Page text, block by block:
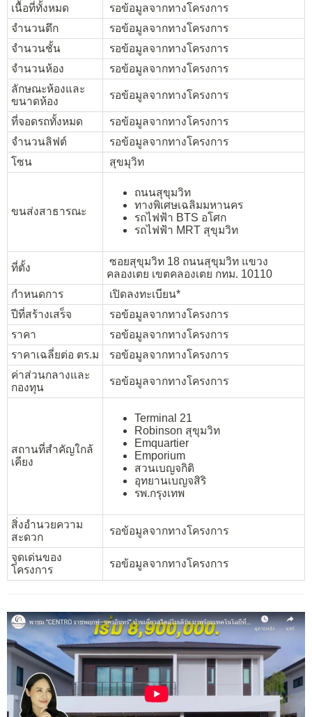
เนื้อที่ทั้งหมด
รอข้อมูลจากทางโครงการ
จำนวนตึก
รอข้อมูลจากทางโครงการ
จำนวนชั้น
รอข้อมูลจากทางโครงการ
จำนวนห้อง
รอข้อมูลจากทางโครงการ
ลักษณะห้องและ
ขนาดห้อง
รอข้อมูลจากทางโครงการ
ที่จอดรถทั้งหมด
รอข้อมูลจากทางโครงการ
จำนวนลิฟต์
รอข้อมูลจากทางโครงการ
โซน
สุขมุวิท
ขนส่งสาธารณะ
ถนนสุขุมวิท
ทางพิเศษเฉลิมมหานคร
รถไฟฟ้า BTS อโศก
รถไฟฟ้า MRT สุขุมวิท
ที่ตั้ง
ซอยสุขุมวิท 18 ถนนสุขุมวิท แขวง
คลองเตย เขตคลองเตย กทม. 10110
กำหนดการ
เปิดลงทะเบียน*
ปีที่สร้างเสร็จ
รอข้อมูลจากทางโครงการ
ราคา
รอข้อมูลจากทางโครงการ
ราคาเฉลี่ยต่อ ตร.ม
รอข้อมูลจากทางโครงการ
ค่าส่วนกลางและ
กองทุน
รอข้อมูลจากทางโครงการ
สถานที่สำคัญใกล้
เคียง
Terminal 21
Robinson สุขุมวิท
Emquartier
Emporium
สวนเบญจกิติ
อุทยานเบญจสิริ
รพ.กรุงเทพ
สิ่งอำนวยความ
สะดวก
รอข้อมูลจากทางโครงการ
จุดเด่นของ
โครงการ
รอข้อมูลจากทางโครงการ